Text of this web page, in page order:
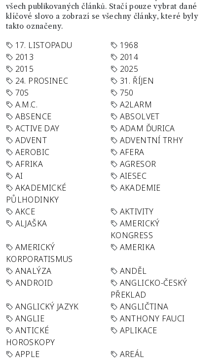
všech publikovaných článků. Stačí pouze vybrat dané
klíčové slovo a zobrazí se všechny články, které byly
takto označeny.
17. LISTOPADU
1968
2013
2014
2015
2025
24. PROSINEC
31. ŘÍJEN
70S
750
A.M.C.
A2LARM
ABSENCE
ABSOLVET
ACTIVE DAY
ADAM ĎURICA
ADVENT
ADVENTNÍ TRHY
AEROBIC
AFERA
AFRIKA
AGRESOR
AI
AIESEC
AKADEMICKÉ
PŮLHODINKY
AKADEMIE
AKCE
AKTIVITY
ALJAŠKA
AMERICKÝ
KONGRESS
AMERICKÝ
KORPORATISMUS
AMERIKA
ANALÝZA
ANDĚL
ANDROID
ANGLICKO-ČESKÝ
PŘEKLAD
ANGLICKÝ JAZYK
ANGLIČTINA
ANGLIE
ANTHONY FAUCI
ANTICKÉ
HOROSKOPY
APLIKACE
APPLE
AREÁL